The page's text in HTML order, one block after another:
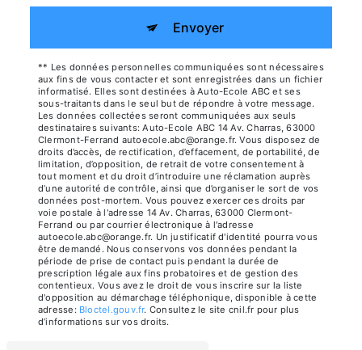
Envoyer
** Les données personnelles communiquées sont nécessaires
aux fins de vous contacter et sont enregistrées dans un fichier
informatisé. Elles sont destinées à Auto-Ecole ABC et ses
sous-traitants dans le seul but de répondre à votre message.
Les données collectées seront communiquées aux seuls
destinataires suivants: Auto-Ecole ABC 14 Av. Charras, 63000
Clermont-Ferrand autoecole.abc@orange.fr. Vous disposez de
droits d’accès, de rectification, d’effacement, de portabilité, de
limitation, d’opposition, de retrait de votre consentement à
tout moment et du droit d’introduire une réclamation auprès
d’une autorité de contrôle, ainsi que d’organiser le sort de vos
données post-mortem. Vous pouvez exercer ces droits par
voie postale à l'adresse 14 Av. Charras, 63000 Clermont-
Ferrand ou par courrier électronique à l'adresse
autoecole.abc@orange.fr. Un justificatif d'identité pourra vous
être demandé. Nous conservons vos données pendant la
période de prise de contact puis pendant la durée de
prescription légale aux fins probatoires et de gestion des
contentieux. Vous avez le droit de vous inscrire sur la liste
d'opposition au démarchage téléphonique, disponible à cette
adresse:
Bloctel.gouv.fr. Consultez le site cnil.fr pour plus
d’informations sur vos droits.